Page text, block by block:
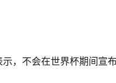
，不会在世界杯期间宣布